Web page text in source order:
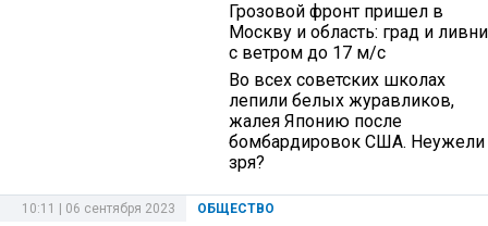
Грозовой фронт пришел в
Москву и область: град и ливни
с ветром до 17 м/с
Во всех советских школах
лепили белых журавликов,
жалея Японию после
бомбардировок США. Неужели
зря?
ОБЩЕСТВО
10:11 | 06 сентября 2023